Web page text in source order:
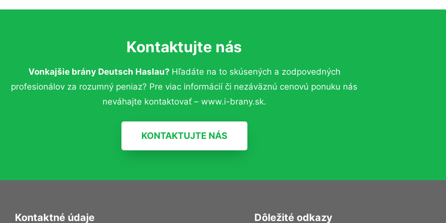
Kontaktujte nás
Vonkajšie brány Deutsch Haslau? Hľadáte na to skúsených a zodpovedných
profesionálov za rozumný peniaz? Pre viac informácií či nezáväznú cenovú ponuku nás
neváhajte kontaktovať – www.i-brany.sk.
KONTAKTUJTE NÁS
Kontaktné údaje Dôležité odkazy